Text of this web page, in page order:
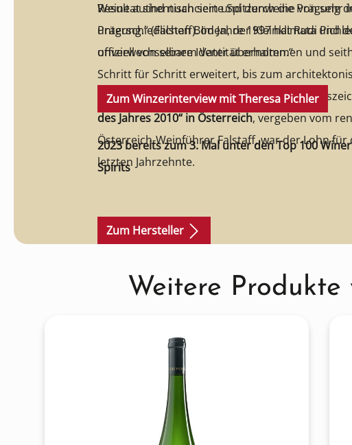
Resultat sind nuancierte Spitzenweine von sehr
Prägung.“ (Falstaff). Im Jahre 1997 hat Rudi Pichler das Weingut
offiziell von seinem Vater übernommen und
Schritt für Schritt erweitert, bis zum
sehenswerten Neubau im Jahre 2004. Die
des Jahres 2010“ in Österreich, vergeben vom
Österreich-Weinführer Falstaff, war der Lohn für
letzten Jahrzehnte.
Weine authentisch sein und durch die Prägung
unterschiedlichen Böden, der Kleinklimata und
unverwechselbare Identität erhalten.“
Zum Winzerinterview mit Theresa Pichler
2023 bereits zum 3. Mal unter den Top 100
Spirits
Zum Hersteller
Produktgalerie überspringen
Weitere